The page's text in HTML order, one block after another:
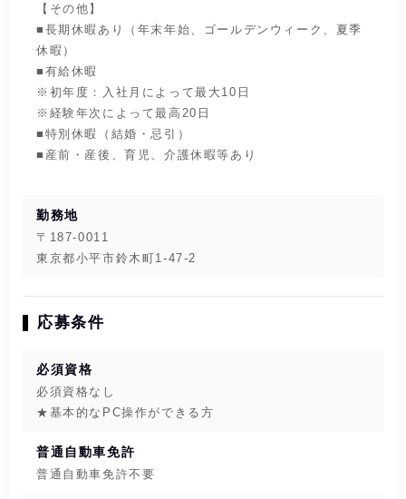
【その他】
■長期休暇あり（年末年始、ゴールデンウィーク、夏季
休暇）
■有給休暇
※初年度：入社月によって最大10日
※経験年次によって最高20日
■特別休暇（結婚・忌引）
■産前・産後、育児、介護休暇等あり
勤務地
〒187-0011
東京都小平市鈴木町1-47-2
応募条件
必須資格
必須資格なし
★基本的なPC操作ができる方
普通自動車免許
普通自動車免許不要